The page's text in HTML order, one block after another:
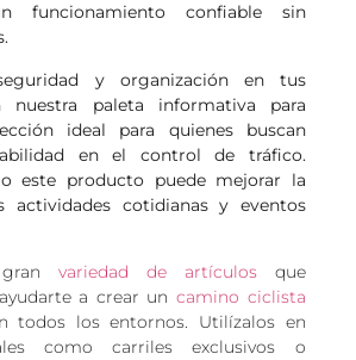
funcionamiento confiable sin
y organización en tus
nuestra paleta informativa para
ideal para quienes buscan
en el control de tráfico.
este producto puede mejorar la
actividades cotidianas y eventos
variedad de artículosque
a crear uncamino ciclista
todos los entornos. Utilízalos en
como carriles exclusivos o